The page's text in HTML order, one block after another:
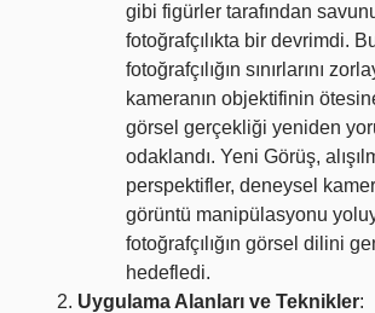
gibi figürler tarafından
fotoğrafçılıkta bir devrimdi.
fotoğrafçılığın sınırlarını
kameranın objektifinin
görsel gerçekliği yeniden
odaklandı. Yeni Görüş,
perspektifler, deneysel
görüntü manipülasyonu
fotoğrafçılığın görsel dilini
hedefledi.
Uygulama Alanları ve Teknikler: